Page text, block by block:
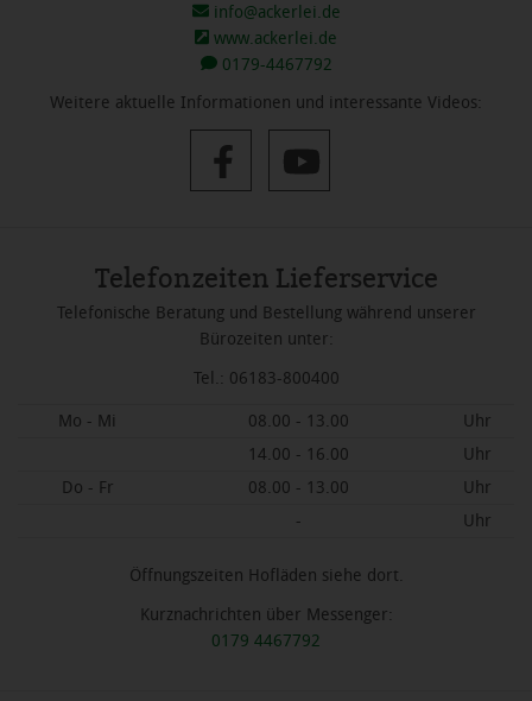
info@ackerlei.de
www.ackerlei.de
0179-4467792
Weitere aktuelle Informationen und interessante Videos:
Telefonzeiten Lieferservice
Telefonische Beratung und Bestellung während unserer
Bürozeiten unter:
Tel.: 06183-800400
Mo - Mi 08.00 - 13.00
Uhr
14.00 - 16.00
Uhr
Do - Fr
08.00 - 13.00
Uhr
-
Uhr
Öffnungszeiten Hofläden siehe dort.
Kurznachrichten über Messenger:
0179 4467792